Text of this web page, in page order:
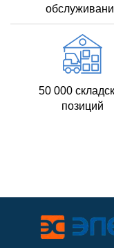
50 000
позиций